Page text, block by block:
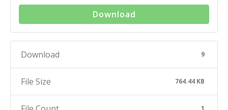
Download
Download 9
File Size 764.44 KB
1